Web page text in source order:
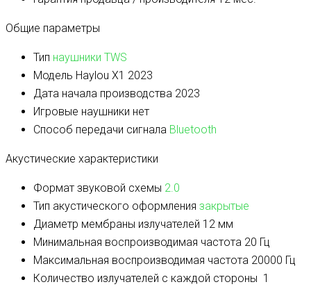
Общие параметры
Тип наушники TWS
Модель Haylou X1 2023
Дата начала производства 2023
Игровые наушники нет
Способ передачи сигнала Bluetooth
Акустические характеристики
Формат звуковой схемы 2.0
Тип акустического оформления закрытые
Диаметр мембраны излучателей 12 мм
Минимальная воспроизводимая частота 20 Гц
Максимальная воспроизводимая частота 20000 Гц
Количество излучателей с каждой стороны 1